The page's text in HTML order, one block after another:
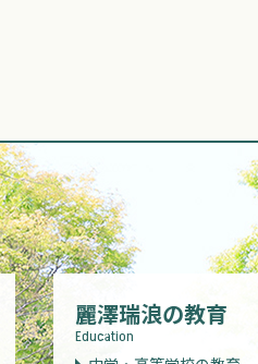
麗澤瑞浪の教育
Education